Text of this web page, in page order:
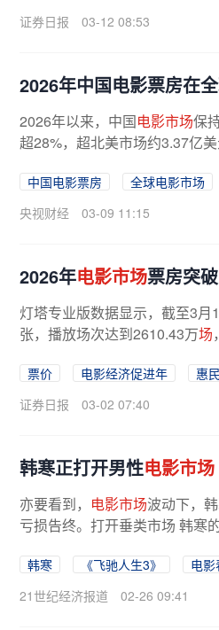
证券日报
03-12 08:53
2026年中国电影票房在
2026年以来，中国电影市场保
超28%，超北美市场约3.37亿
中国电影票房 全球电影市场
央视财经
03-09 11:15
2026年电影市场票房突
灯塔专业版数据显示，截至3
张，播放场次达到2610.43万场
票价 电影经济促进年
惠
证券日报
03-02 07:40
韩寒正打开男性电影市场
亦要看到， 电影市场波动下，
亏损告终。打开垂类市场 韩寒
韩寒 《飞驰人生3》
电影
21世纪经济报道
02-26 09:41